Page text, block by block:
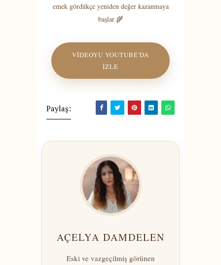
emek gördükçe yeniden değer kazanmaya
başlar 🌾
VİDEOYU YOUTUBE'DA
İZLE
Paylaş:
AÇELYA DAMDELEN
Eski ve vazgeçilmiş görünen